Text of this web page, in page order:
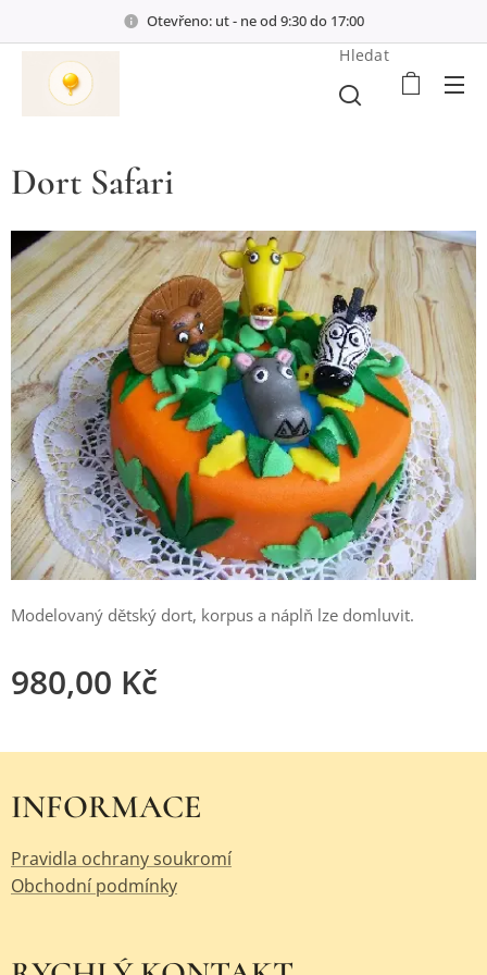
Otevřeno: ut - ne od 9:30 do 17:00
Hledat
Dort Safari
Modelovaný dětský dort, korpus a náplň lze domluvit.
980,00 Kč
INFORMACE
Pravidla ochrany soukromí
Obchodní podmínky